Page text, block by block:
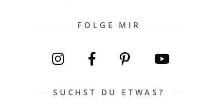
FOLGE MIR
SUCHST DU ETWAS?